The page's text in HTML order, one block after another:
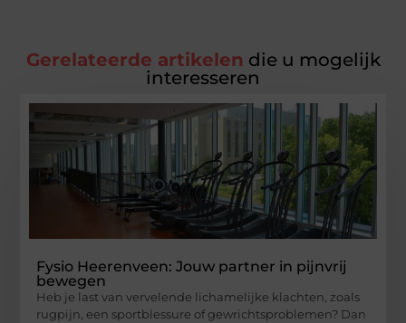
Gerelateerde artikelen die u mogelijk
interesseren
Fysio Heerenveen: Jouw partner in pijnvrij
bewegen
Heb je last van vervelende lichamelijke klachten, zoals
rugpijn, een sportblessure of gewrichtsproblemen? Dan